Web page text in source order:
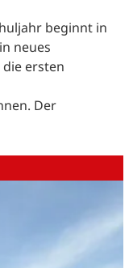
beginnt in
neues
die ersten
Der